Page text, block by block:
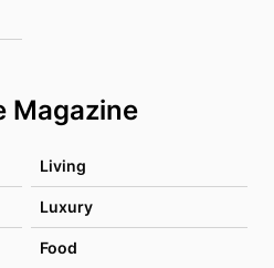
Magazine
Living
Luxury
Food